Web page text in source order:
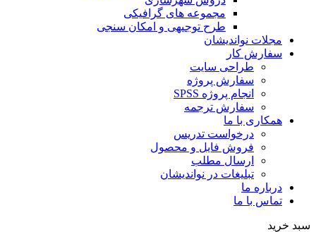
مجموعه های گرافیکی
طرح توجیهی و امکان سنجی
مجلات نواندیشان
سفارش کار
طراحی سایت
سفارش پروژه
انجام پروژه SPSS
سفارش ترجمه
همکاری با ما
درخواست تدریس
فروش فایل و محصول
ارسال مطلب
تبلیغات در نواندیشان
درباره ما
تماس با ما